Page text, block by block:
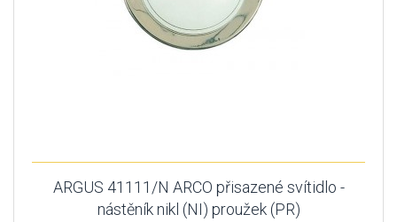
ARGUS 41111/N ARCO přisazené svítidlo -
nástěník nikl (NI) proužek (PR)